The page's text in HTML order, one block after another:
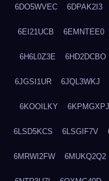
6DO5WVEC 6DPAK2I3
6EI21UCB 6EMNTEE0
6H6L0Z3E 6HD2DCBO
6JGSI1UR 6JQL3WKJ
6KOOILKY 6KPMGXPJ
6LSD5KCS 6LSGIF7V
6MRWI2FW 6MUKQ2Q2